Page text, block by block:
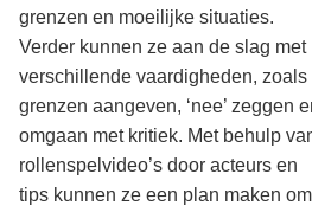
grenzen en moeilijke situaties.
Verder kunnen ze aan de slag met
verschillende vaardigheden, zoals
grenzen aangeven, ‘nee’ zeggen
omgaan met kritiek. Met behulp
rollenspelvideo’s door acteurs en
tips kunnen ze een plan maken om